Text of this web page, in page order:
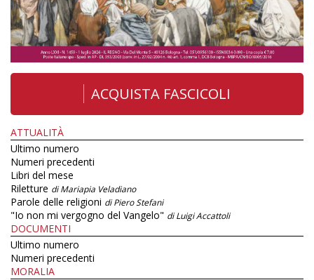
ACQUISTA FASCICOLI
ATTUALITÀ
Ultimo numero
Numeri precedenti
Libri del mese
Riletture di Mariapia Veladiano
Parole delle religioni di Piero Stefani
"Io non mi vergogno del Vangelo" di Luigi Accattoli
DOCUMENTI
Ultimo numero
Numeri precedenti
MORALIA